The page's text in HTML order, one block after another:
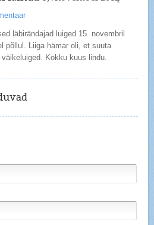
läbirändajad luiged 15. novembril
põllul. Liiga hämar oli, et suuta
Kokku kuus lindu.